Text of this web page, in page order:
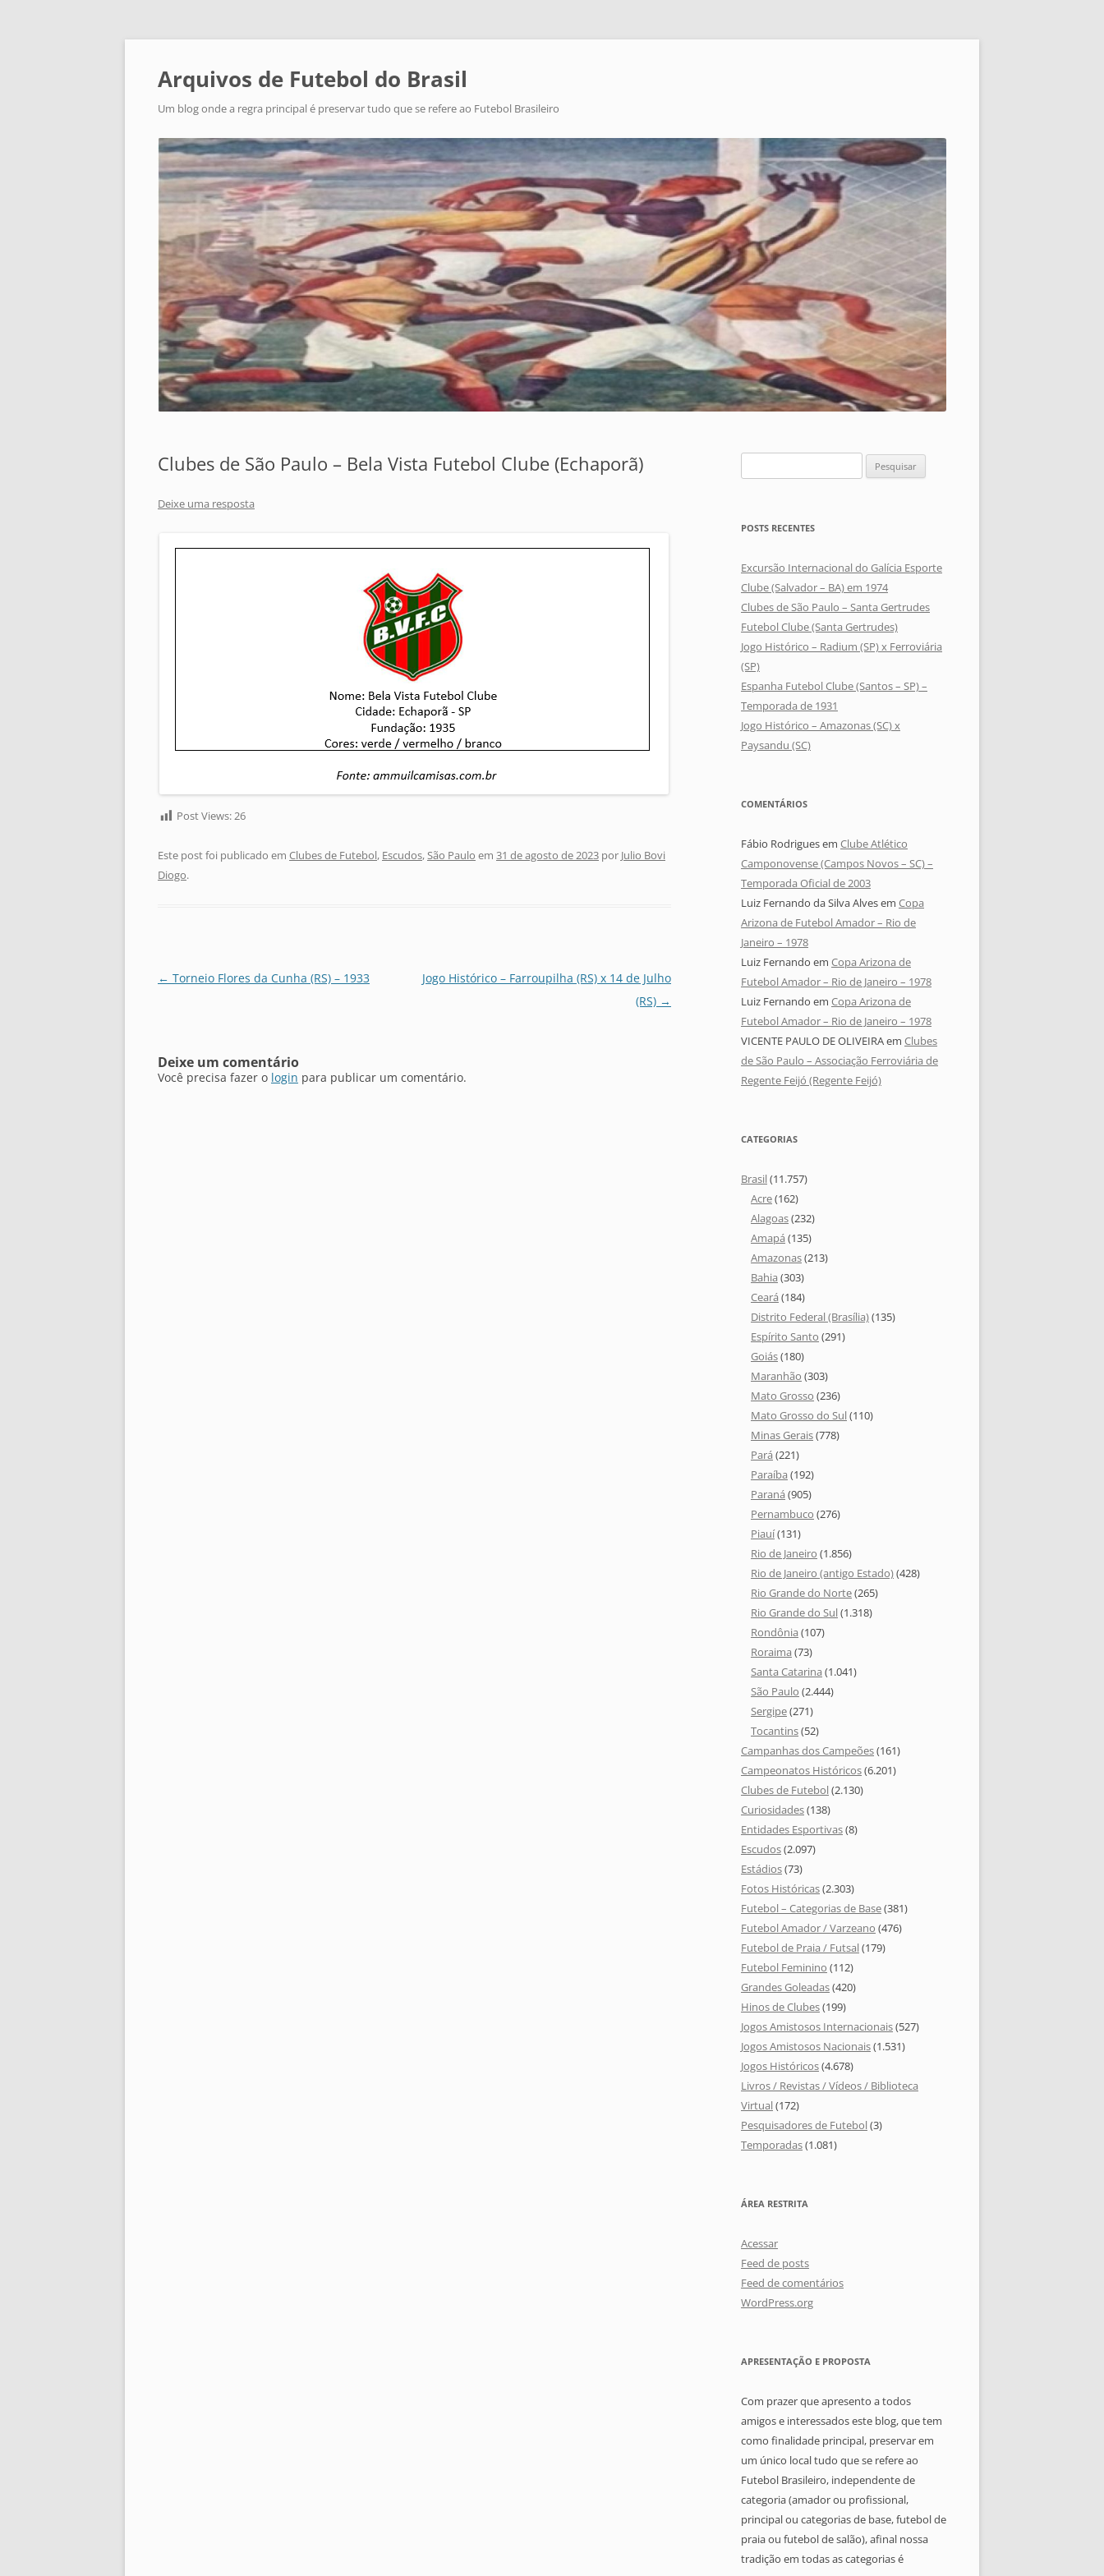
Arquivos de Futebol do Brasil
Um blog onde a regra principal é preservar tudo que se refere ao Futebol Brasileiro
Clubes de São Paulo – Bela Vista Futebol Clube (Echaporã)
Deixe uma resposta
Post Views:26
Este post foi publicado em Clubes de Futebol, Escudos,São Paulo em 31 de agosto de 2023 por Julio Bovi
Diogo.
Navegação
← Torneio Flores da Cunha (RS) – 1933
Jogo Histórico – Farroupilha (RS) x 14 de Julho
(RS) →
Deixe um comentário
Você precisa fazer o login para publicar um comentário.
por:
POSTS RECENTES
Excursão Internacional do Galícia Esporte
Clube (Salvador – BA) em 1974
Clubes de São Paulo – Santa Gertrudes
Futebol Clube (Santa Gertrudes)
Jogo Histórico – Radium (SP) x Ferroviária
(SP)
Espanha Futebol Clube (Santos – SP) –
Temporada de 1931
Jogo Histórico – Amazonas (SC) x
Paysandu (SC)
COMENTÁRIOS
Fábio Rodriguesem Clube Atlético
Camponovense (Campos Novos – SC) –
Temporada Oficial de 2003
Luiz Fernando da Silva Alvesem Copa
Arizona de Futebol Amador – Rio de
Janeiro – 1978
Luiz Fernando em Copa Arizona de
Futebol Amador – Rio de Janeiro – 1978
Luiz Fernando em Copa Arizona de
Futebol Amador – Rio de Janeiro – 1978
VICENTE PAULO DE OLIVEIRAem Clubes
de São Paulo – Associação Ferroviária de
Regente Feijó (Regente Feijó)
CATEGORIAS
Brasil(11.757)
Acre(162)
Alagoas(232)
Amapá (135)
Amazonas(213)
Bahia (303)
Ceará (184)
Distrito Federal (Brasília)(135)
Espírito Santo (291)
Goiás(180)
Maranhão (303)
Mato Grosso (236)
Mato Grosso do Sul(110)
Minas Gerais(778)
Pará (221)
Paraíba (192)
Paraná (905)
Pernambuco (276)
Piauí(131)
Rio de Janeiro (1.856)
Rio de Janeiro (antigo Estado)(428)
Rio Grande do Norte(265)
Rio Grande do Sul(1.318)
Rondônia (107)
Roraima (73)
Santa Catarina (1.041)
São Paulo (2.444)
Sergipe(271)
Tocantins(52)
Campanhas dos Campeões(161)
Campeonatos Históricos(6.201)
Clubes de Futebol(2.130)
Curiosidades(138)
Entidades Esportivas(8)
Escudos(2.097)
Estádios(73)
Fotos Históricas(2.303)
Futebol – Categorias de Base(381)
Futebol Amador / Varzeano (476)
Futebol de Praia / Futsal(179)
Futebol Feminino (112)
Grandes Goleadas(420)
Hinos de Clubes(199)
Jogos Amistosos Internacionais(527)
Jogos Amistosos Nacionais(1.531)
Jogos Históricos(4.678)
Livros / Revistas / Vídeos / Biblioteca
Virtual(172)
Pesquisadores de Futebol(3)
Temporadas(1.081)
ÁREA RESTRITA
Acessar
Feed de posts
Feed de comentários
WordPress.org
APRESENTAÇÃO E PROPOSTA
Com prazer que apresento a todos
amigos e interessados este blog, que tem
como finalidade principal, preservar em
um único local tudo que se refere ao
Futebol Brasileiro, independente de
categoria (amador ou profissional,
principal ou categorias de base, futebol de
praia ou futebol de salão), afinal nossa
tradição em todas as categorias é